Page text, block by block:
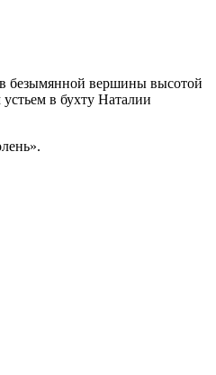
безымянной вершины высотой
в бухту Наталии